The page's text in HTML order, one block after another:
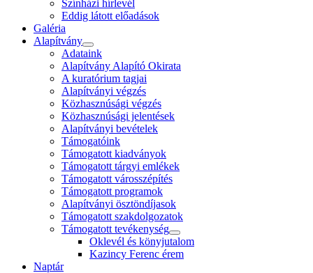
Színházi hírlevél
Eddig látott előadások
Galéria
Alapítvány
Adataink
Alapítvány Alapító Okirata
A kuratórium tagjai
Alapítványi végzés
Közhasznúsági végzés
Közhasznúsági jelentések
Alapítványi bevételek
Támogatóink
Támogatott kiadványok
Támogatott tárgyi emlékek
Támogatott városszépítés
Támogatott programok
Alapítványi ösztöndíjasok
Támogatott szakdolgozatok
Támogatott tevékenység
Oklevél és könyjutalom
Kazincy Ferenc érem
Naptár